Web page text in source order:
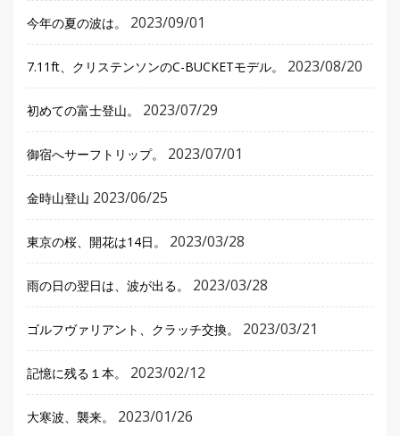
今年の夏の波は。 2023/09/01
7.11ft、クリステンソンのC-BUCKETモデル。 2023/08/20
初めての富士登山。 2023/07/29
御宿へサーフトリップ。 2023/07/01
金時山登山 2023/06/25
東京の桜、開花は14日。 2023/03/28
雨の日の翌日は、波が出る。 2023/03/28
ゴルフヴァリアント、クラッチ交換。 2023/03/21
記憶に残る１本。 2023/02/12
大寒波、襲来。 2023/01/26